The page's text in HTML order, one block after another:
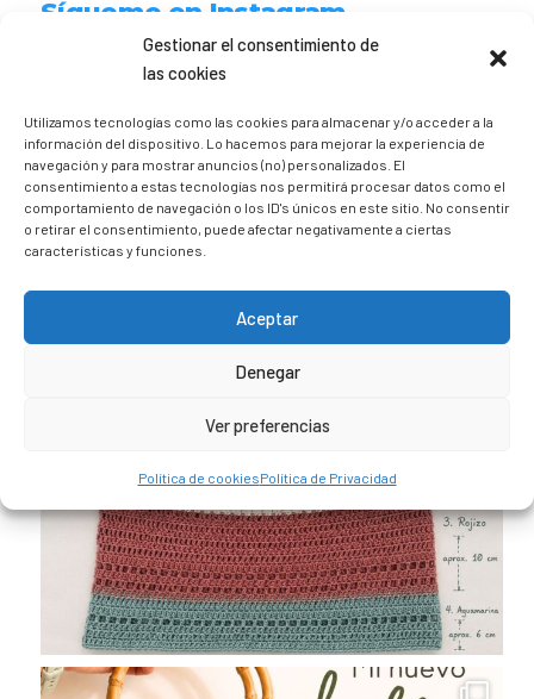
Gestionar el consentimiento de
las cookies
Utilizamos tecnologías como las cookies para almacenar y/o acceder a la
información del dispositivo. Lo hacemos para mejorar la experiencia de
navegación y para mostrar anuncios (no) personalizados. El
consentimiento a estas tecnologías nos permitirá procesar datos como el
comportamiento de navegación o los ID's únicos en este sitio. No consentir
o retirar el consentimiento, puede afectar negativamente a ciertas
características y funciones.
Aceptar
Denegar
Ver preferencias
Política de cookiesPolítica de Privacidad
Sígueme en Instagram
Freelance | Web | RRSS
Mi tienda de productos ECO
@lacatalina.shop
Alquila tu Autocaravana en
@caravana_go
Mi blog de viajes